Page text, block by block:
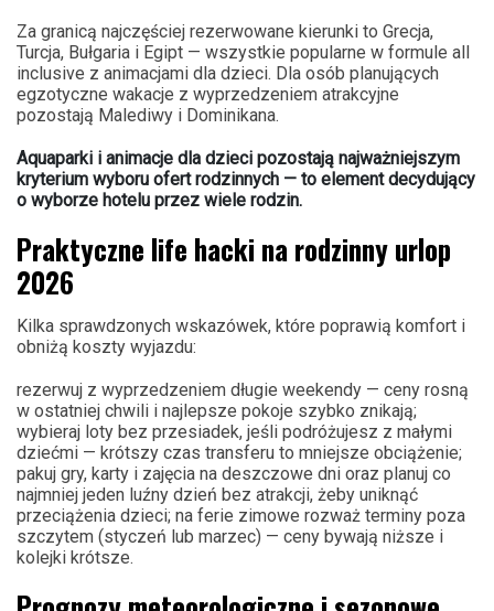
Za granicą najczęściej rezerwowane kierunki to Grecja,
Turcja, Bułgaria i Egipt — wszystkie popularne w formule all
inclusive z animacjami dla dzieci. Dla osób planujących
egzotyczne wakacje z wyprzedzeniem atrakcyjne
pozostają Malediwy i Dominikana.
Aquaparki i animacje dla dzieci pozostają najważniejszym
kryterium wyboru ofert rodzinnych — to element decydujący
o wyborze hotelu przez wiele rodzin.
Praktyczne life hacki na rodzinny urlop
2026
Kilka sprawdzonych wskazówek, które poprawią komfort i
obniżą koszty wyjazdu:
rezerwuj z wyprzedzeniem długie weekendy — ceny rosną
w ostatniej chwili i najlepsze pokoje szybko znikają;
wybieraj loty bez przesiadek, jeśli podróżujesz z małymi
dziećmi — krótszy czas transferu to mniejsze obciążenie;
pakuj gry, karty i zajęcia na deszczowe dni oraz planuj co
najmniej jeden luźny dzień bez atrakcji, żeby uniknąć
przeciążenia dzieci; na ferie zimowe rozważ terminy poza
szczytem (styczeń lub marzec) — ceny bywają niższe i
kolejki krótsze.